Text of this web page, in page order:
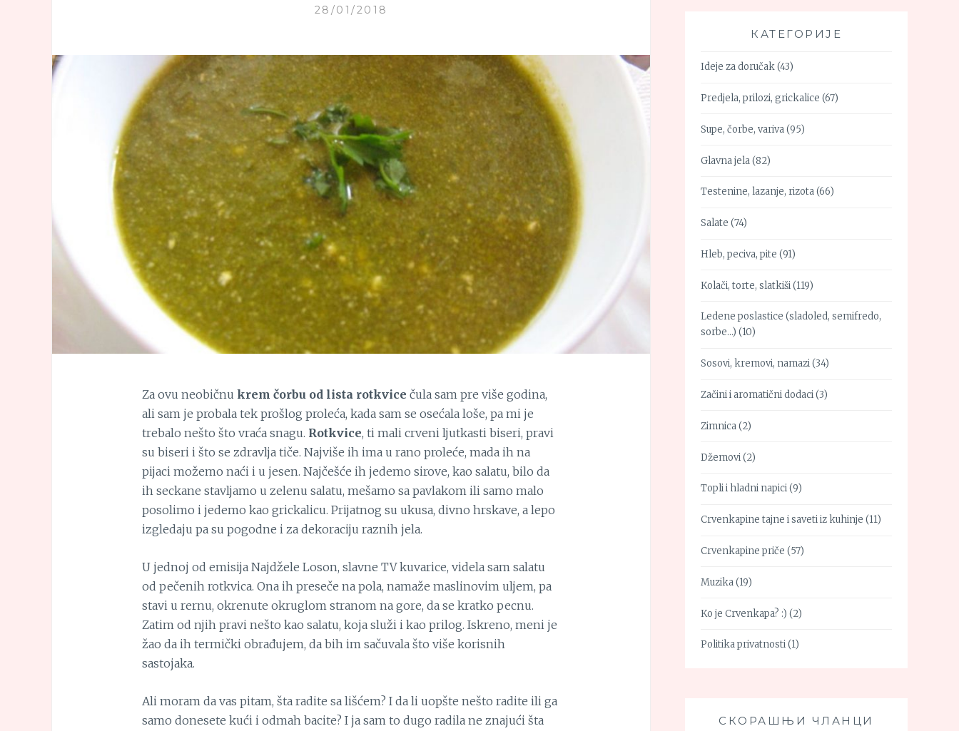
28/01/2018
Za ovu neobičnu krem čorbu od lista rotkvice čula sam pre više godina,
ali sam je probala tek prošlog proleća, kada sam se osećala loše, pa mi je
trebalo nešto što vraća snagu. Rotkvice, ti mali crveni ljutkasti biseri, pravi
su biseri i što se zdravlja tiče. Najviše ih ima u rano proleće, mada ih na
pijaci možemo naći i u jesen. Najčešće ih jedemo sirove, kao salatu, bilo da
ih seckane stavljamo u zelenu salatu, mešamo sa pavlakom ili samo malo
posolimo i jedemo kao grickalicu. Prijatnog su ukusa, divno hrskave, a lepo
izgledaju pa su pogodne i za dekoraciju raznih jela.
U jednoj od emisija Najdžele Loson, slavne TV kuvarice, videla sam salatu
od pečenih rotkvica. Ona ih preseče na pola, namaže maslinovim uljem, pa
stavi u rernu, okrenute okruglom stranom na gore, da se kratko pecnu.
Zatim od njih pravi nešto kao salatu, koja služi i kao prilog. Iskreno, meni je
žao da ih termički obrađujem, da bih im sačuvala što više korisnih
sastojaka.
Ali moram da vas pitam, šta radite sa lišćem? I da li uopšte nešto radite ili ga
samo donesete kući i odmah bacite? I ja sam to dugo radila ne znajući šta
КАТЕГОРИЈЕ
Ideje za doručak(43)
Predjela, prilozi, grickalice (67)
Supe, čorbe, variva(95)
Glavna jela(82)
Testenine, lazanje, rizota(66)
Salate (74)
Hleb, peciva, pite (91)
Kolači, torte, slatkiši(119)
Ledene poslastice (sladoled, semifredo,
sorbe…) (10)
Sosovi, kremovi, namazi(34)
Začini i aromatični dodaci(3)
Zimnica(2)
Džemovi(2)
Topli i hladni napici(9)
Crvenkapine tajne i saveti iz kuhinje (11)
Crvenkapine priče (57)
Muzika(19)
Ko je Crvenkapa? :) (2)
Politika privatnosti(1)
СКОРАШЊИ ЧЛАНЦИ